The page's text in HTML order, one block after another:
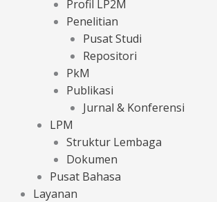
Profil LP2M
Penelitian
Pusat Studi
Repositori
PkM
Publikasi
Jurnal & Konferensi
LPM
Struktur Lembaga
Dokumen
Pusat Bahasa
Layanan